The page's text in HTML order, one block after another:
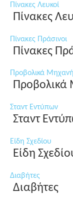
Πίνακες Λευκοί
Πίνακες
Πίνακες Πράσινοι
Πίνακες
Προβολικά
Προβολικά
Σταντ Εντύπων
Σταντ
Είδη Σχεδίου
Είδη
Διαβήτες
Διαβήτες